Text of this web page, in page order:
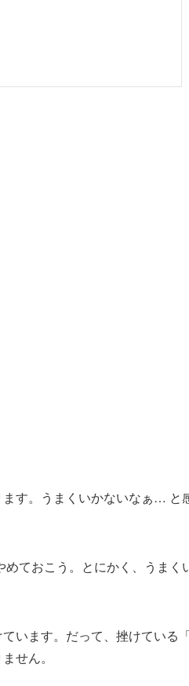
す。うまくいかないなぁ… と
ておこう。とにかく、うまく
います。だって、挫けている
せん。